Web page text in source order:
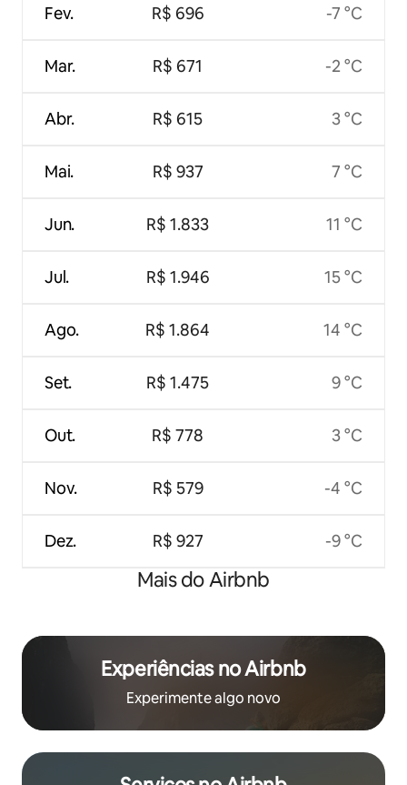
Fev.
Mar.
Abr.
Mai.
Jun.
Jul.
Ago.
Set.
Out.
Nov.
Dez.
R$ 696
R$ 671
R$ 615
R$ 937
R$ 1.833
R$ 1.946
R$ 1.864
R$ 1.475
R$ 778
R$ 579
R$ 927
-7 °C
-2 °C
3 °C
7 °C
11 °C
15 °C
14 °C
9 °C
3 °C
-4 °C
-9 °C
Mais do Airbnb
Experiências no Airbnb
Experimente algo novo